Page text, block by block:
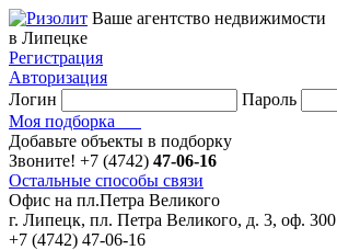
Ваше агентство недвижимости
в Липецке
Регистрация
Авторизация
Логин
Пароль
Моя подборка
Добавьте объекты в подборку
Звоните! +7 (4742) 47-06-16
Остальные способы связи
Офис на пл.Петра Великого
г. Липецк, пл. Петра Великого, д. 3, оф. 300
+7 (4742) 47-06-16